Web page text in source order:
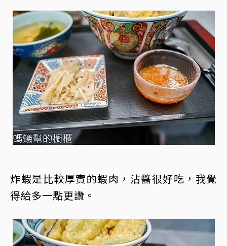
炸蝦是比較厚實的蝦肉，沾醬很好吃，我覺
得給多一點更讚。